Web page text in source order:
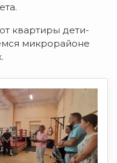
квартиры дети-
микрорайоне